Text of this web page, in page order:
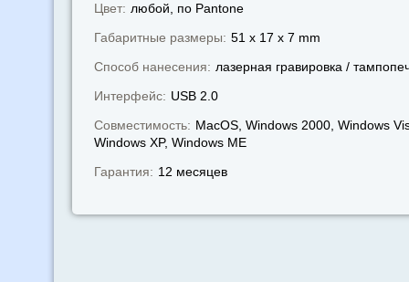
Цвет: любой, по Pantone
Габаритные размеры: 51 x 17 x 7 mm
Способ нанесения: лазерная гравировка /
Интерфейс: USB 2.0
Совместимость: MacOS, Windows 2000, Windows
Windows XP, Windows МЕ
Гарантия: 12 месяцев